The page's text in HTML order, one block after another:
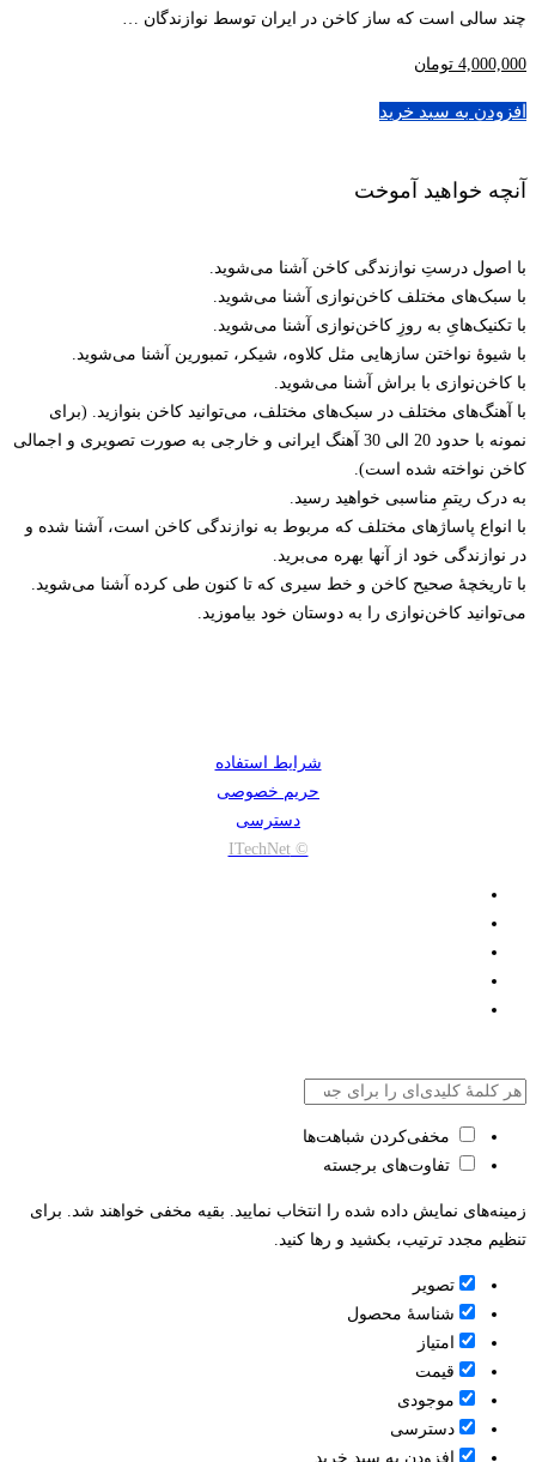
چند سالی است که ساز کاخن در ایران توسط نوازندگان …
4,000,000 تومان
افزودن به سبد خرید
آنچه خواهید آموخت
با اصول درستِ نوازندگی کاخن آشنا می‌شوید.
با سبک‌های مختلف کاخن‌نوازی آشنا می‌شوید.
با تکنیک‌هایِ به روزِ کاخن‌نوازی آشنا می‌شوید.
با شیوۀ نواختن سازهایی مثل کلاوه، شیکر، تمبورین آشنا می‌شوید.
با کاخن‌نوازی با براش آشنا می‌شوید.
با آهنگ‌های مختلف در سبک‌های مختلف، می‌توانید کاخن بنوازید. (برای
نمونه با حدود 20 الی 30 آهنگ ایرانی و خارجی به صورت تصویری و اجمالی
کاخن نواخته شده است).
به درک ریتمِ مناسبی خواهید رسید.
با انواع پاساژهای مختلف که مربوط به نوازندگی کاخن است، آشنا شده و
در نوازندگی خود از آنها بهره می‌برید.
با تاریخچۀ صحیح کاخن و خط سیری که تا کنون طی کرده آشنا می‌شوید.
می‌توانید کاخن‌نوازی را به دوستان خود بیاموزید.
شرایط استفاده
حریم خصوصی
دسترسی
© ITechNet
مخفی‌کردن شباهت‌ها
تفاوت‌های برجسته
زمینه‌های نمایش داده شده را انتخاب نمایید. بقیه مخفی خواهند شد. برای
تنظیم مجدد ترتیب، بکشید و رها کنید.
تصویر
شناسۀ محصول
امتیاز
قيمت
موجودی
دسترسی
افزودن به سبد خرید